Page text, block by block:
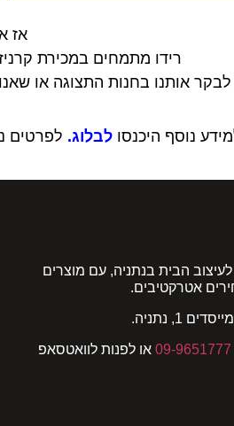
אז
רידו מתמחים במכירת
לבקר אותנו בחנות התצוגה או
נוסף היכנסו לבלוג. לפרטים
הבית בנתניה, עם מוצרים
אטרקטיבים.
1, נתניה.
09-9651777 או לפנות לוואטסאפ